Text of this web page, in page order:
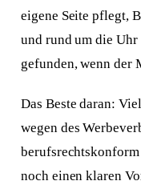
eigene Seite pflegt,
und rund um die
gefunden, wenn der
Das Beste daran:
wegen des
noch einen klaren
Bestehende
Mehr Sichtbarkeit